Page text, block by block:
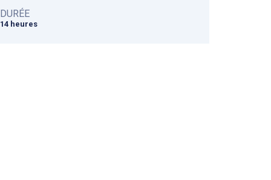
DURÉE
14 heures